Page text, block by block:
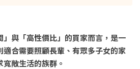
」與「高性價比」的買家而言，是一
合需要照顧長輩、有眾多子女的家
敞生活的族群。